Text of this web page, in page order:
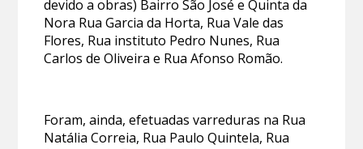
devido a obras) Bairro São José e Quinta da
Nora Rua Garcia da Horta, Rua Vale das
Flores, Rua instituto Pedro Nunes, Rua
Carlos de Oliveira e Rua Afonso Romão.
Foram, ainda, efetuadas varreduras na Rua
Natália Correia, Rua Paulo Quintela, Rua